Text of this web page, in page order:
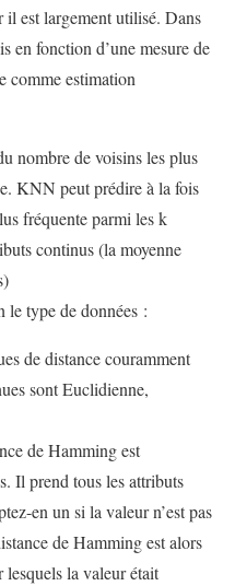
est largement utilisé. Dans
en fonction d’une mesure de
comme estimation
nombre de voisins les plus
KNN peut prédire à la fois
fréquente parmi les k
continus (la moyenne
le type de données :
de distance couramment
sont Euclidienne,
de Hamming est
Il prend tous les attributs
en un si la valeur n’est pas
de Hamming est alors
lesquels la valeur était